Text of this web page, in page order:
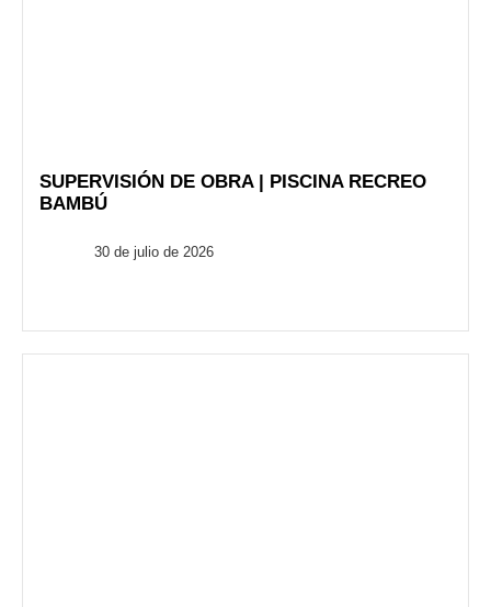
SUPERVISIÓN DE OBRA | PISCINA RECREO
BAMBÚ
30 de julio de 2026